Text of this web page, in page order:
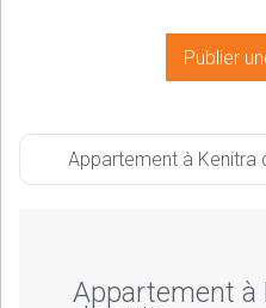
Publier
Appartement à Kenitra
Appartement à